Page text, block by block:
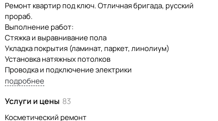
Ремонт квартир под ключ. Отличная бригада, русский
прораб.
Выполнение работ:
Стяжка и выравнивание пола
Укладка покрытия (ламинат, паркет, линолиум)
Установка натяжных потолков
Проводка и подключение электрики
Плиточные работы
поклейка обоев и т.д.)
Установка сантехники, электрики
подробнее
Услуги и цены 83
Косметический ремонт